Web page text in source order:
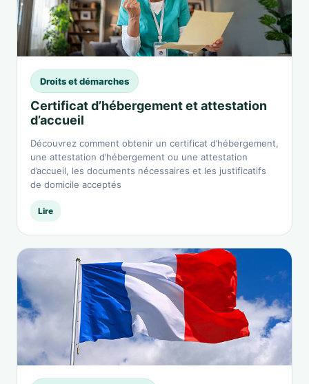
Droits et démarches
Certificat d’hébergement et attestation
d’accueil
Découvrez comment obtenir un certificat d’hébergement,
une attestation d’hébergement ou une attestation
d’accueil, les documents nécessaires et les justificatifs
de domicile acceptés
Lire